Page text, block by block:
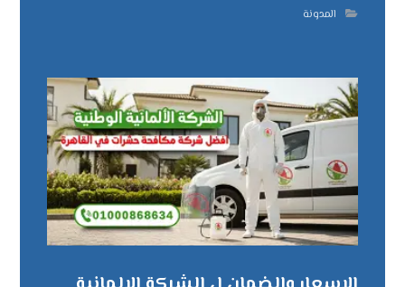
المدونة